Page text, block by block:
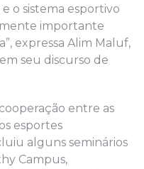
o sistema esportivo
importante
expressa Alim Maluf,
seu discurso de
entre as
esportes
alguns seminários
Campus,